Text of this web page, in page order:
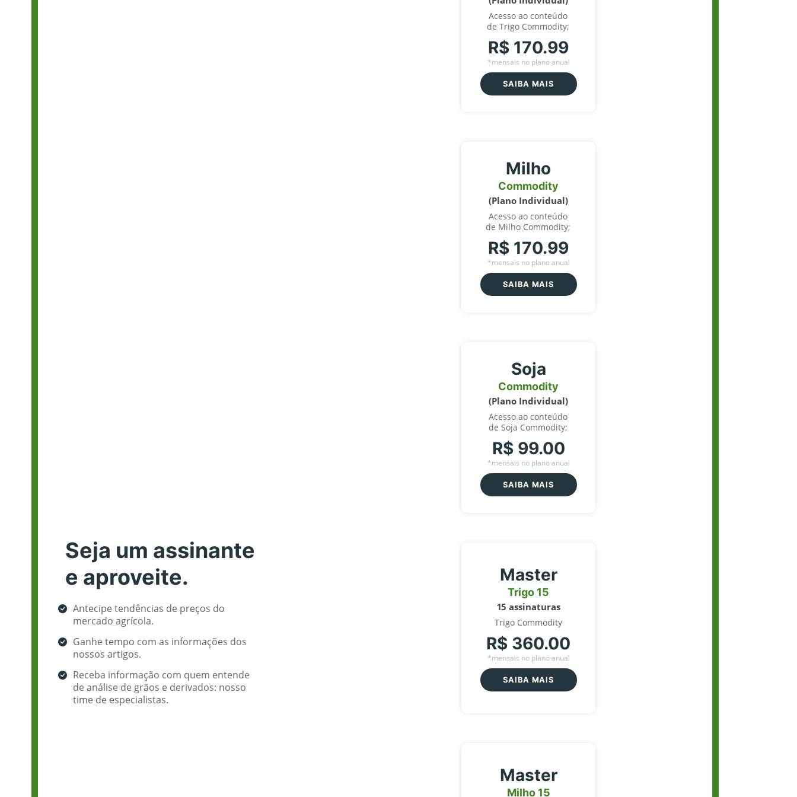
Seja um assinante
e aproveite.
Antecipe tendências de preços do
mercado agrícola.
Ganhe tempo com as informações dos
nossos artigos.
Receba informação com quem entende
de análise de grãos e derivados: nosso
time de especialistas.
Acesso ao conteúdo
de Trigo Commodity;
R$ 170.99
*mensais no plano anual
SAIBA MAIS
Milho
Commodity
(Plano Individual)
Acesso ao conteúdo
de Milho Commodity;
R$ 170.99
*mensais no plano anual
SAIBA MAIS
Soja
Commodity
(Plano Individual)
Acesso ao conteúdo
de Soja Commodity;
R$ 99.00
*mensais no plano anual
SAIBA MAIS
Master
Trigo 15
15 assinaturas
Trigo Commodity
R$ 360.00
*mensais no plano anual
SAIBA MAIS
Master
Milho 15